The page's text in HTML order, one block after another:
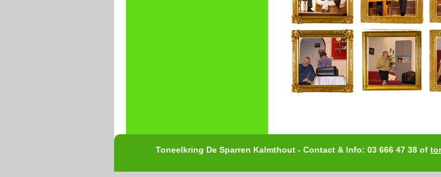
Toneelkring De Sparren Kalmthout - Contact & Info: 03 666 47 38 of